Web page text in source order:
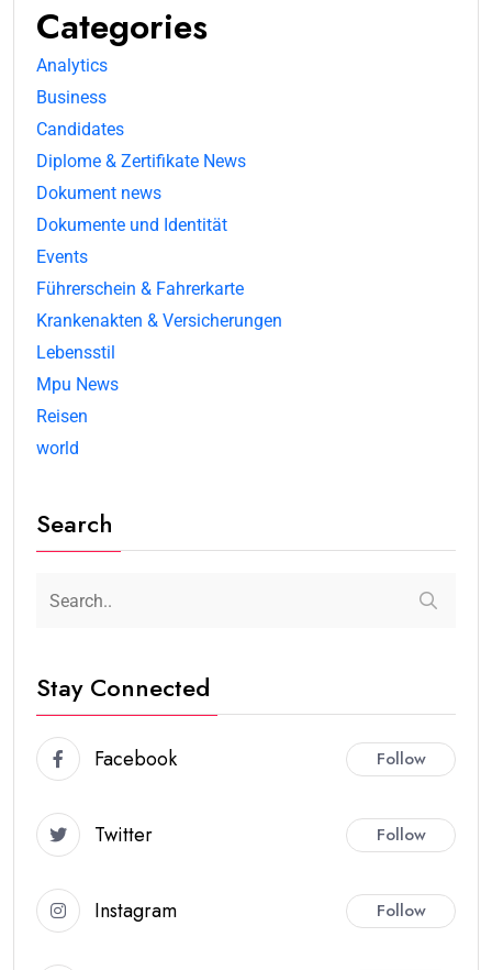
Categories
Analytics
Business
Candidates
Diplome & Zertifikate News
Dokument news
Dokumente und Identität
Events
Führerschein & Fahrerkarte
Krankenakten & Versicherungen
Lebensstil
Mpu News
Reisen
world
Search
Stay Connected
Facebook Follow
Twitter Follow
Instagram Follow